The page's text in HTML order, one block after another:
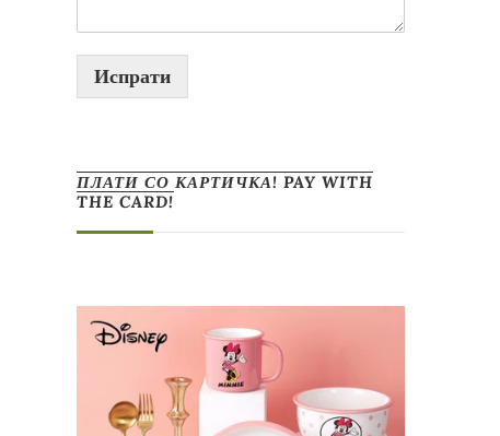
Испрати
ПЛАТИ СО КАРТИЧКА! PAY WITH
THE CARD!